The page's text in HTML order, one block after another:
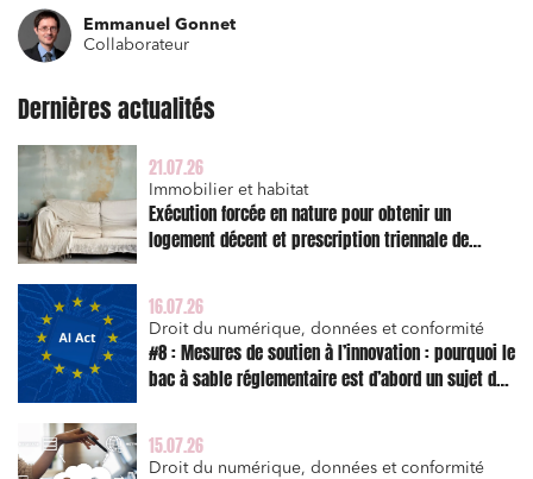
Emmanuel Gonnet
Collaborateur
Dernières actualités
21.07.26
Immobilier et habitat
Exécution forcée en nature pour obtenir un
logement décent et prescription triennale de
16.07.26
Droit du numérique, données et conformité
#8 : Mesures de soutien à l’innovation : pourquoi le
bac à sable réglementaire est d’abord un sujet de
15.07.26
Droit du numérique, données et conformité
Relations commerciales et contrats
Associations et acteurs de l’économie sociale et
solidaire
Media et édition
Immobilier et habitat
Entreprises du numérique